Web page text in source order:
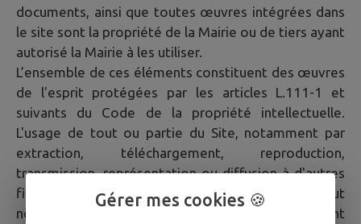
documents, ainsi que toutes œuvres intégrées dans
le site sont la propriété de la Mairie ou de tiers ayant
autorisé la Mairie à les utiliser.
L’ensemble de ces éléments constituent des œuvres
de l'esprit protégées par les articles L.111-1 et
suivants du Code de la propriété intellectuelle.
L'usage de tout ou partie du Site, notamment par
extraction, téléchargement, reproduction,
transmission, représentation ou diffusion à d'autres
fins que pour l'usage personnel et privé dans un but
non commercial de l'internaute est strictement
Gérer mes cookies 🍪